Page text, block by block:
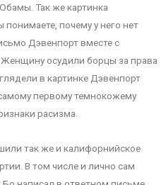
Так же картинка
почему у него нет
Дэвенпорт вместе с
осудили борцы за права
в картинке Дэвенпорт
первому темнокожему
расизма.
так же и калифорнийское
В том числе и лично сам